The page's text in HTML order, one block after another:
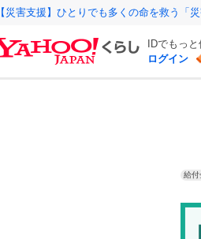
【災害支援】ひとりでも多くの命を救う「
IDでもっ
ログイン
給付